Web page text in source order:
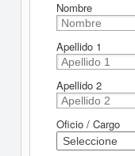
Nombre
Apellido 1
Apellido 2
Oficio / Cargo